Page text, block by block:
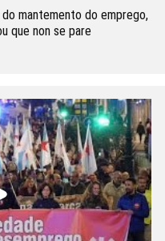
mantemento do emprego,
que non se pare